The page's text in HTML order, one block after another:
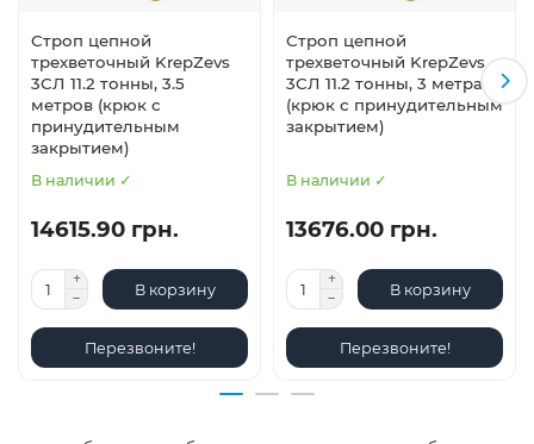
Строп цепной
трехветочный KrepZevs
3СЛ 11.2 тонны, 3.5
метров (крюк с
принудительным
закрытием)
В наличии ✓
14615.90 грн.
В корзину
Перезвоните!
Строп цепной
трехветочный KrepZevs
3СЛ 11.2 тонны, 3 метра
(крюк с принудительным
закрытием)
В наличии ✓
13676.00 грн.
В корзину
Перезвоните!